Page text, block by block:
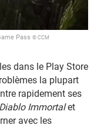
Pass © CCM
dans le Play Store
la plupart
rapidement ses
Diablo Immortalet
avec les